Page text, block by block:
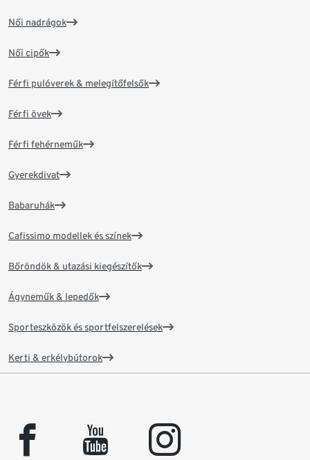
Női nadrágok
Női cipők
Férfi pulóverek & melegítőfelsők
Férfi övek
Férfi fehérneműk
Gyerekdivat
Babaruhák
Cafissimo modellek és színek
Bőröndök & utazási kiegészítők
Ágyneműk & lepedők
Sporteszközök és sportfelszerelések
Kerti & erkélybútorok
facebook youtube instagram